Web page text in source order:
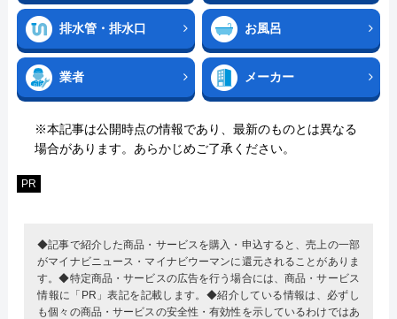
排水管・排水口 お風呂
業者 メーカー
※本記事は公開時点の情報であり、最新のものとは異なる
場合があります。あらかじめご了承ください。
PR
◆記事で紹介した商品・サービスを購入・申込すると、売上の一部
がマイナビニュース・マイナビウーマンに還元されることがありま
す。◆特定商品・サービスの広告を行う場合には、商品・サービス
情報に「PR」表記を記載します。◆紹介している情報は、必ずし
も個々の商品・サービスの安全性・有効性を示しているわけではあ